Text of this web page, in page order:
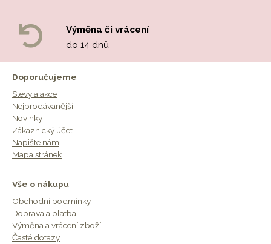
Výměna či vrácení
do 14 dnů
Doporučujeme
Slevy a akce
Nejprodávanější
Novinky
Zákaznický účet
Napište nám
Mapa stránek
Vše o nákupu
Obchodní podmínky
Doprava a platba
Výměna a vrácení zboží
Časté dotazy